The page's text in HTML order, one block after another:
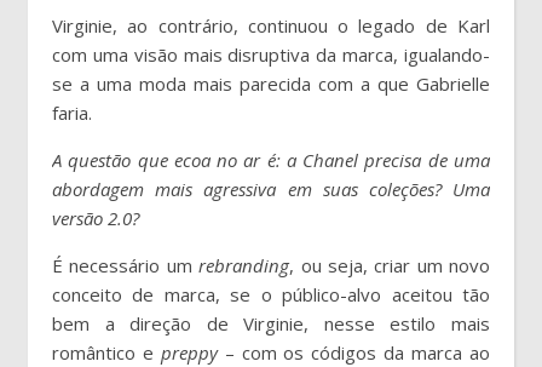
Virginie, ao contrário, continuou o legado de Karl
com uma visão mais disruptiva da marca, igualando-
se a uma moda mais parecida com a que Gabrielle
faria.
A questão que ecoa no ar é: a Chanel precisa de uma
abordagem mais agressiva em suas coleções? Uma
versão 2.0?
É necessário umrebranding, ou seja, criar um novo
conceito de marca, se o público-alvo aceitou tão
bem a direção de Virginie, nesse estilo mais
romântico e preppy– com os códigos da marca ao